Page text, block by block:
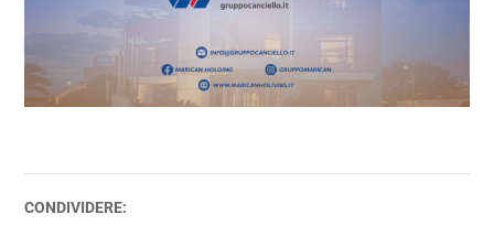
CONDIVIDERE: